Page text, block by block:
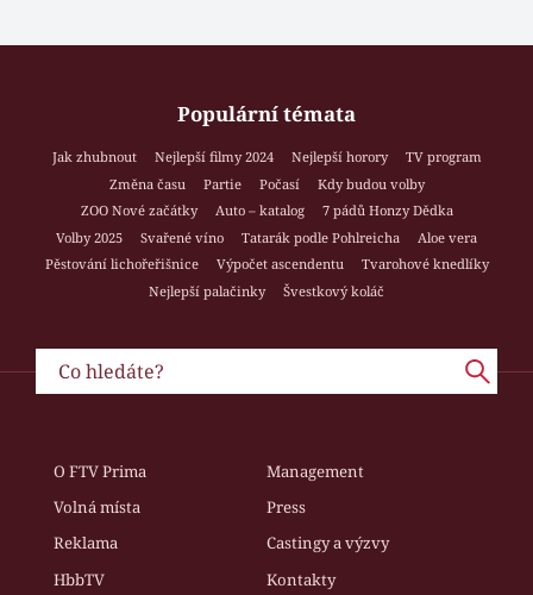
Populární témata
Jak zhubnout Nejlepší filmy 2024 Nejlepší horory
TV program
Změna času
Partie Počasí
Kdy budou volby
ZOO Nové začátky
Auto – katalog
7 pádů Honzy Dědka
Volby 2025
Svařené víno Tatarák podle Pohlreicha
Aloe vera
Pěstování lichořeřišnice
Výpočet ascendentu
Tvarohové knedlíky
Nejlepší palačinky
Švestkový koláč
O FTV Prima
Management
Volná místa
Press
Reklama
Castingy a výzvy
HbbTV
Kontakty